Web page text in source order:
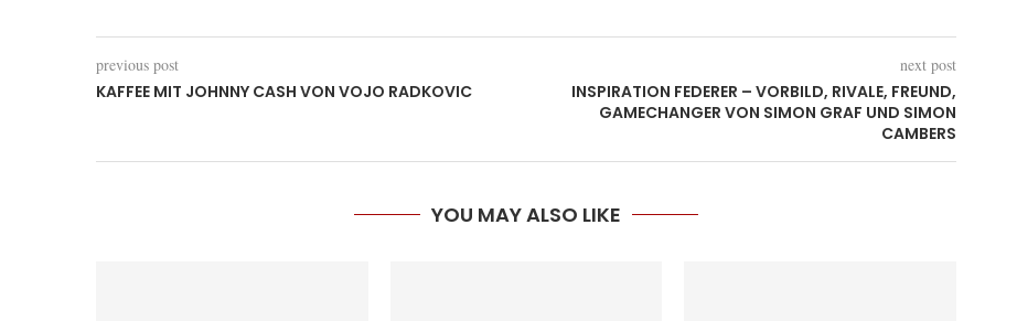
previous post
KAFFEE MIT JOHNNY CASH VON VOJO RADKOVIC
next post
INSPIRATION FEDERER – VORBILD, RIVALE, FREUND,
GAMECHANGER VON SIMON GRAF UND SIMON
CAMBERS
YOU MAY ALSO LIKE